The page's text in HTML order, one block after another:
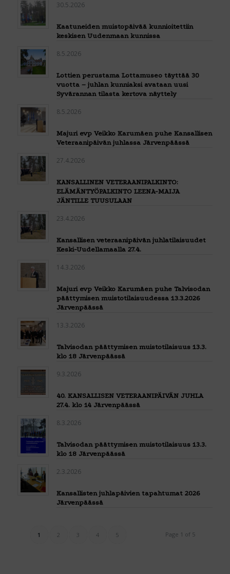
30.5.2026
Kaatuneiden muistopäivää kunnioitettiin
keskisen Uudenmaan kunnissa
8.5.2026
Lottien perustama Lottamuseo täyttää 30
vuotta – juhlan kunniaksi avataan uusi
Syvärannan tilasta kertova näyttely
8.5.2026
Majuri evp Veikko Karumäen puhe Kansallisen
Veteraanipäivän juhlassa Järvenpäässä
27.4.2026
KANSALLINEN VETERAANIPALKINTO:
ELÄMÄNTYÖPALKINTO LEENA-MAIJA
JÄNTILLE TUUSULAAN
23.4.2026
Kansallisen veteraanipäivän juhlatilaisuudet
Keski-Uudellamaalla 27.4.
14.3.2026
Majuri evp Veikko Karumäen puhe Talvisodan
päättymisen muistotilaisuudessa 13.3.2026
Järvenpäässä
13.3.2026
Talvisodan päättymisen muistotilaisuus 13.3.
klo 18 Järvenpäässä
9.3.2026
40. KANSALLISEN VETERAANIPÄIVÄN JUHLA
27.4. klo 14 Järvenpäässä
8.3.2026
Talvisodan päättymisen muistotilaisuus 13.3.
klo 18 Järvenpäässä
2.3.2026
Kansallisten juhlapäivien tapahtumat 2026
Järvenpäässä
Page 1 of 5
1 2 3 4 5